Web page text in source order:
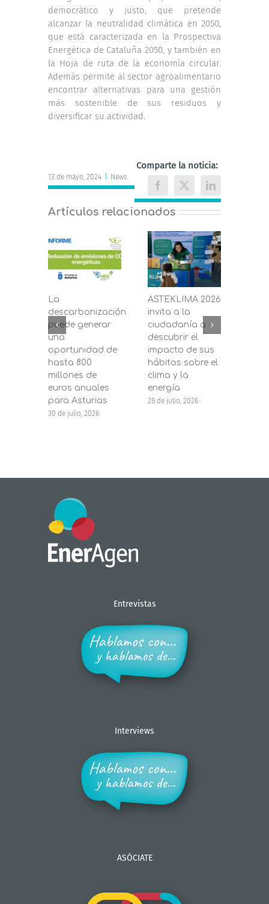
democrático y justo, que pretende
alcanzar la neutralidad climática en 2050,
que está caracterizada en la Prospectiva
Energética de Cataluña 2050, y también en
la Hoja de ruta de la economía circular.
Además permite al sector agroalimentario
encontrar alternativas para una gestión
más sostenible de sus residuos y
diversificar su actividad.
13 de mayo, 2024 News
Comparte la noticia:
Facebook
X LinkedIn
Artículos relacionados
La
descarbonización
puede generar
una
oportunidad de
hasta 800
millones de
euros anuales
para Asturias
30 de julio, 2026
ASTEKLIMA 2026
invita a la
ciudadanía a
descubrir el
impacto de sus
hábitos sobre el
clima y la
energía
28 de julio, 2026
Entrevistas
Interviews
ASÓCIATE